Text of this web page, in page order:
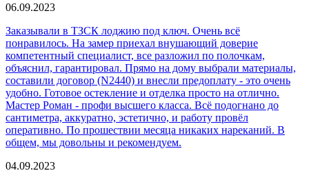
06.09.2023
Заказывали в ТЗСК лоджию под ключ. Очень всё
понравилось. На замер приехал внушающий доверие
компетентный специалист, все разложил по полочкам,
объяснил, гарантировал. Прямо на дому выбрали материалы,
составили договор (N2440) и внесли предоплату - это очень
удобно. Готовое остекление и отделка просто на отлично.
Мастер Роман - профи высшего класса. Всё подогнано до
сантиметра, аккуратно, эстетично, и работу провёл
оперативно. По прошествии месяца никаких нареканий. В
общем, мы довольны и рекомендуем.
04.09.2023